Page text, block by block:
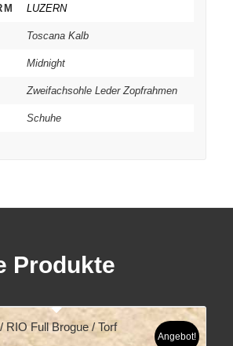
LUZERN
Toscana Kalb
Midnight
Zweifachsohle Leder Zopfrahmen
Schuhe
Produkte
RIO Full Brogue / Torf
Angebot!